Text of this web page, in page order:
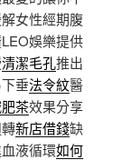
女性經期腹
娛樂提供
清潔毛孔推出
垂法令紋醫
茶效果分享
新店借錢缺
液循環如何